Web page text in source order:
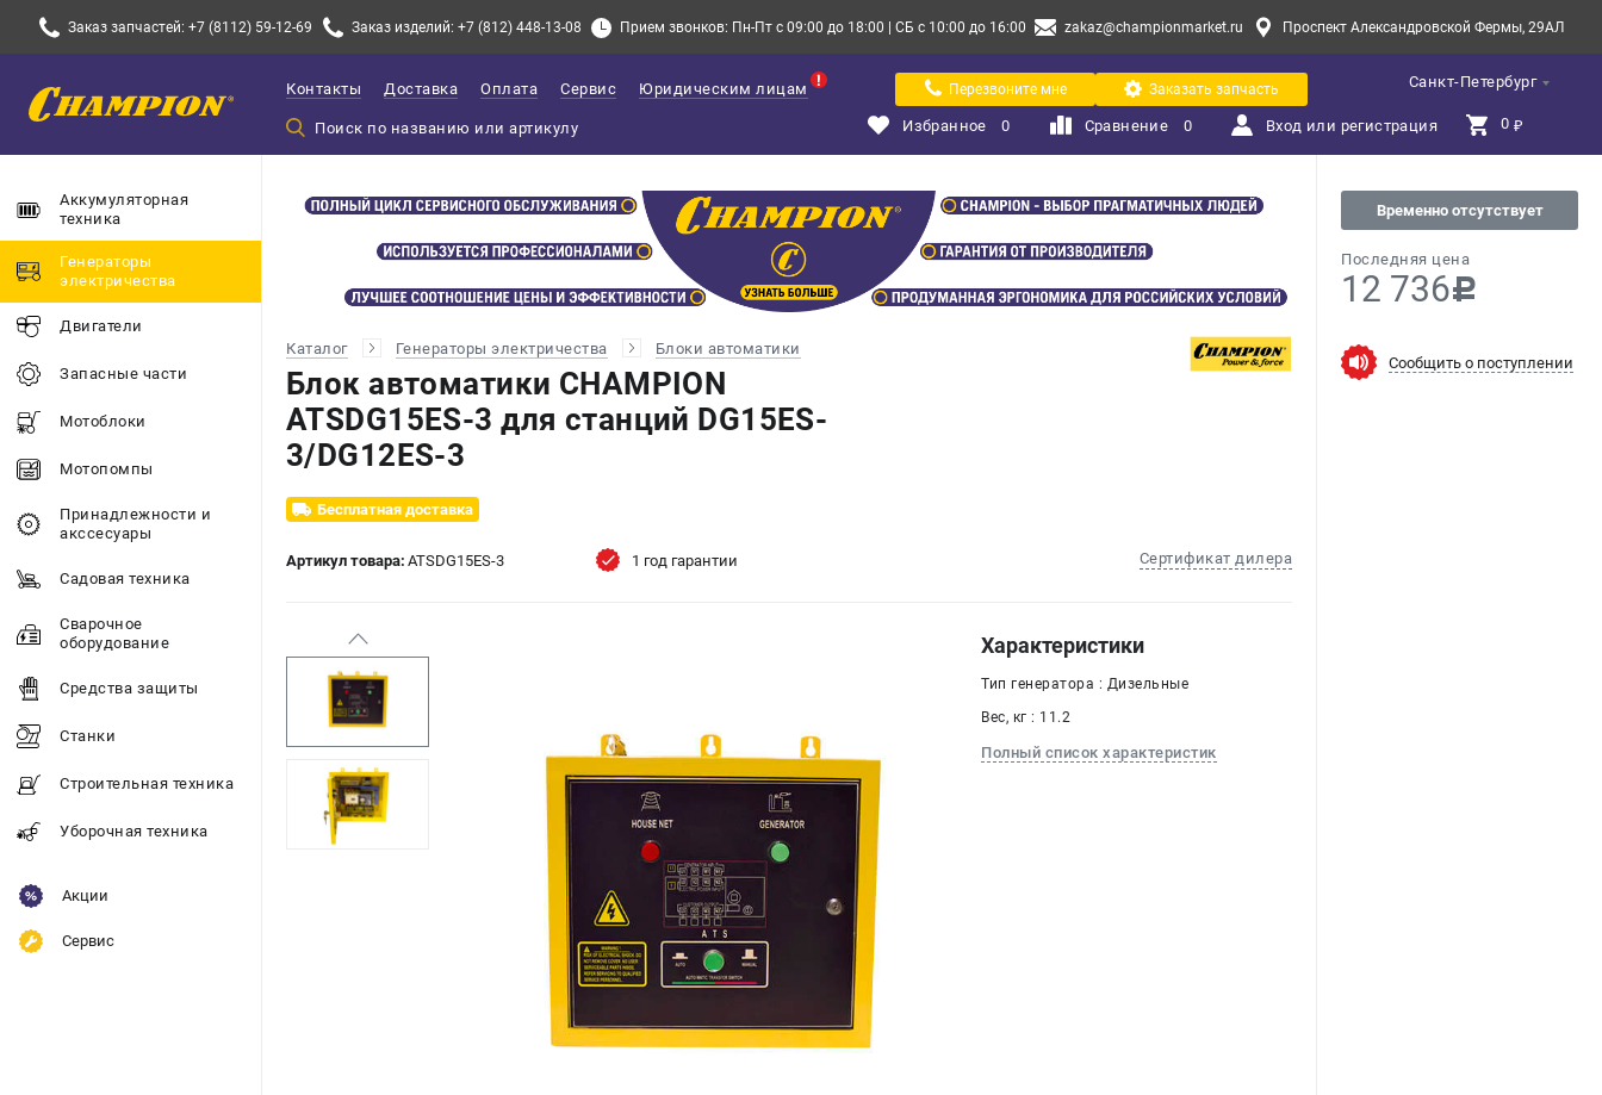
Заказ запчастей: +7 (8112) 59-12-69 Заказ изделий: +7 (812) 448-13-08 Прием звонков: Пн-Пт с 09:00 до 18:00 | СБ с 10:00 до 16:00 zakaz@championmarket.ru Проспект Александровской Фермы, 29АЛ
Санкт-Петербург
Контакты Доставка Оплата Сервис Юридическим лицам Перезвоните мне Заказать запчасть
Избранное 0 Сравнение 0 Вход или регистрация 0 ₽
Аккумуляторная
техника
Генераторы
электричества
Двигатели
Запасные части
Мотоблоки
Мотопомпы
Принадлежности и
акссесуары
Садовая техника
Сварочное
оборудование
Средства защиты
Станки
Строительная техника
Уборочная техника
Акции
Сервис
Каталог Генераторы электричества Блоки автоматики
Блок автоматики CHAMPION
ATSDG15ES-3 для станций DG15ES-
3/DG12ES-3
Бесплатная доставка
Артикул товара: ATSDG15ES-3 Сертификат дилера
1 год гарантии
Временно отсутствует
Последняя цена
12 736c
Сообщить о поступлении
Характеристики
Тип генератора : Дизельные
Вес, кг : 11.2
Полный список характеристик